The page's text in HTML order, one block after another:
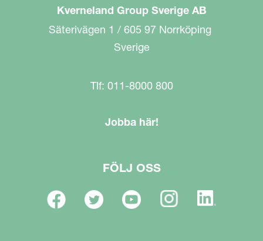
Kverneland Group Sverige AB
Säterivägen 1 / 605 97 Norrköping
Sverige
Tlf: 011-8000 800
Jobba här!
FÖLJ OSS